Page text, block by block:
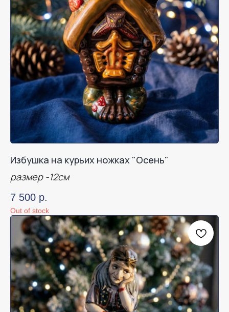
Избушка на курьих ножках "Осень"
размер -12см
7 500 р.
Out of stock